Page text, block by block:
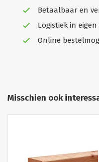
Betaalbaar en
Logistiek in
Online
Misschien ook